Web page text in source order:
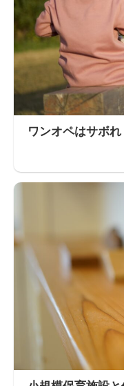
ワンオペはサボれ